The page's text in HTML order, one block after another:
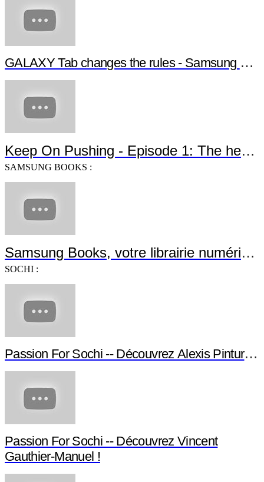
GALAXY Tab changes the rules - Samsung
Keep On Pushing - Episode 1: The
SAMSUNG BOOKS :
Samsung Books, votre librairie
SOCHI :
Passion For Sochi -- Découvrez Alexis
Passion For Sochi -- Découvrez Vincent
Gauthier-Manuel !